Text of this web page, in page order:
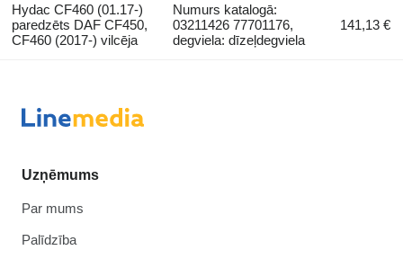
Hydac CF460 (01.17-)
paredzēts DAF CF450,
CF460 (2017-) vilcēja
Numurs katalogā:
03211426 77701176,
degviela: dīzeļdegviela
141,13 €
Uzņēmums
Par mums
Palīdzība